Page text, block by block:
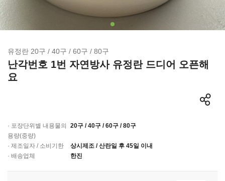
유정란 20구 / 40구 / 60구 / 80구
난각번호 1번 자연방사 유정란 드디어 오픈해
요
· 포장단위별 내용물의
용량(중량)
20구 / 40구 / 60구 / 80구
· 제조일자 / 소비기한
상시제조 / 산란일 후 45일 이내
· 배송업체
한진